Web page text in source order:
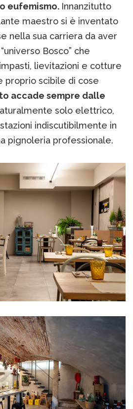
eufemismo. Innanzitutto
maestro si è inventato
nella sua carriera da aver
Bosco” che
lievitazioni e cotture
proprio scibile di cose
accade sempre dalle
solo elettrico,
indiscutibilmente in
pignoleria professionale.